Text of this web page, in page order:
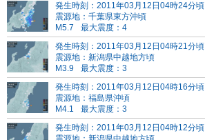
発生時刻：2011年03月12日04時24分頃
震源地：千葉県東方沖頃
M5.7
最大震度：4
発生時刻：2011年03月12日04時21分頃
震源地：新潟県中越地方頃
M3.9
最大震度：3
発生時刻：2011年03月12日04時16分頃
震源地：福島県沖頃
M4.1
最大震度：3
発生時刻：2011年03月12日04時12分頃